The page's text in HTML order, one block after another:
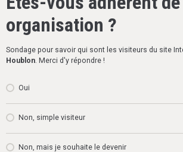
organisation ?
Sondage pour savoir qui sont les visiteurs du site
Houblon . Merci d'y répondre !
Oui
Non, simple visiteur
Non, mais je souhaite le devenir